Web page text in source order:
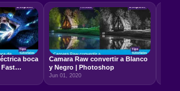
boca
Fast
Camara Raw convertir a Blanco
y Negro | Photoshop
Jun 01, 2020